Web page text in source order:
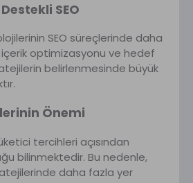
SEO
SEO süreçlerinde daha
içerik optimizasyonu ve hedef
belirlenmesinde büyük
Önemi
tercihleri açısından
bilinmektedir. Bu nedenle,
daha fazla yer